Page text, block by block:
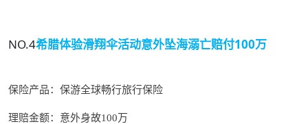
NO.4希腊体验滑翔伞活动意外坠海溺亡赔付100万
保险产品： 保游全球畅行旅行保险
理赔金额：意外身故100万